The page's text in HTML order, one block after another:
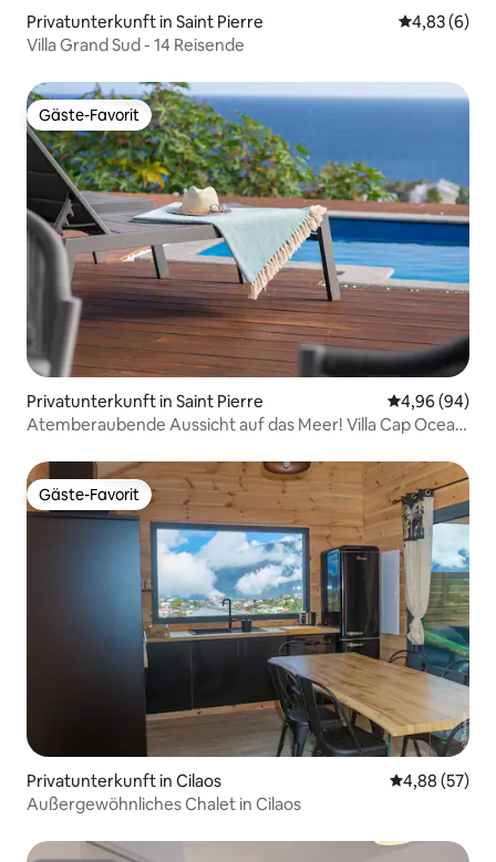
Privatunterkunft in Saint Pierre
4,83 (6)
Villa Grand Sud - 14 Reisende
Gäste-Favorit
Gäste-Favorit
Privatunterkunft in Saint Pierre
4,96 (94)
Atemberaubende Aussicht auf das Meer! Villa Cap Ocean
Gäste-Favorit
Gäste-Favorit
Privatunterkunft in Cilaos
4,88 (57)
Außergewöhnliches Chalet in Cilaos